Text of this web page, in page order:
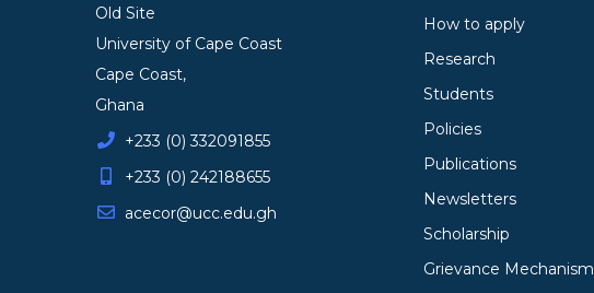
Old Site
University of Cape Coast
Cape Coast,
Ghana
+233 (0) 332091855
+233 (0) 242188655
acecor@ucc.edu.gh
How to apply
Research
Students
Policies
Publications
Newsletters
Scholarship
Grievance Mechanism